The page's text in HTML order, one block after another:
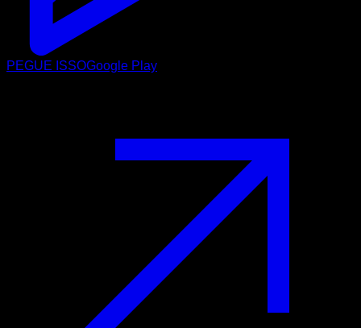
PEGUE ISSOGoogle Play